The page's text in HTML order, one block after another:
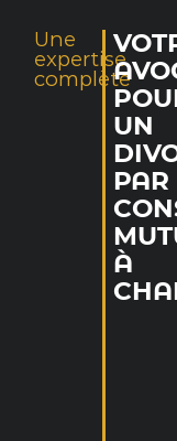
Une
expertise
complète
UN
PAR
À